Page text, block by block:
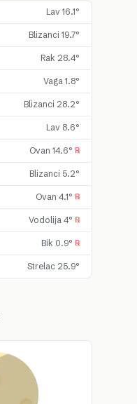
Lav 16.1°
Blizanci 19.7°
Rak 28.4°
Vaga 1.8°
Blizanci 28.2°
Lav 8.6°
Ovan 14.6° ℞
Blizanci 5.2°
Ovan 4.1° ℞
Vodolija 4° ℞
Bik 0.9° ℞
Strelac 25.9°